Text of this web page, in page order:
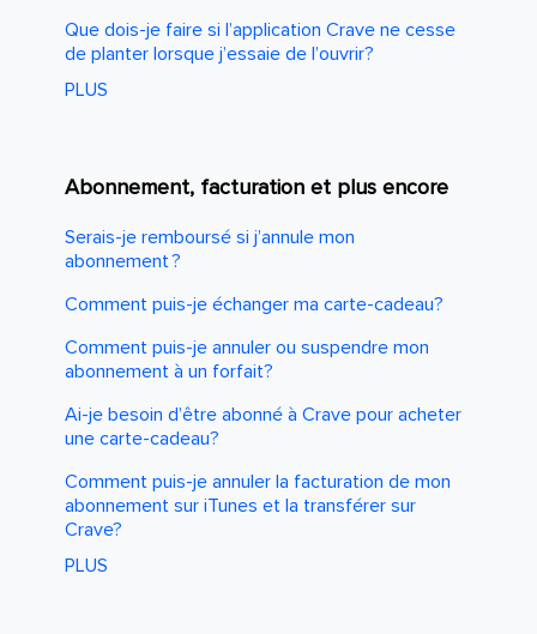
Que dois-je faire si l’application Crave ne cesse
de planter lorsque j’essaie de l’ouvrir?
PLUS
Abonnement, facturation et plus encore
Serais-je remboursé si j’annule mon
abonnement ?
Comment puis-je échanger ma carte-cadeau?
Comment puis-je annuler ou suspendre mon
abonnement à un forfait?
Ai-je besoin d’être abonné à Crave pour acheter
une carte-cadeau?
Comment puis-je annuler la facturation de mon
abonnement sur iTunes et la transférer sur
Crave?
PLUS